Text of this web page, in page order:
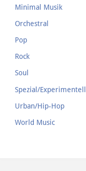
Minimal Musik
Orchestral
Pop
Rock
Soul
Spezial/Experimentell
Urban/Hip-Hop
World Music